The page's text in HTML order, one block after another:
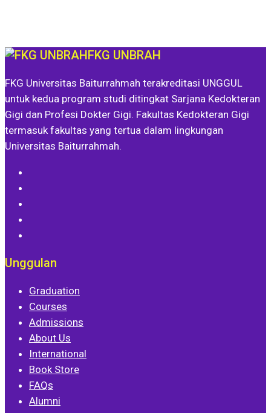
FKG UNBRAH
FKG Universitas Baiturrahmah terakreditasi UNGGUL
untuk kedua program studi ditingkat Sarjana Kedokteran
Gigi dan Profesi Dokter Gigi. Fakultas Kedokteran Gigi
termasuk fakultas yang tertua dalam lingkungan
Universitas Baiturrahmah.
Unggulan
Graduation
Courses
Admissions
About Us
International
Book Store
FAQs
Alumni